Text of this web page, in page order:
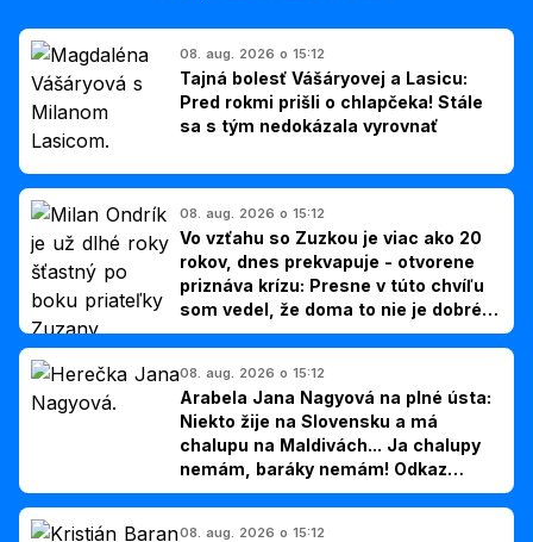
08. aug. 2026 o 15:12
Tajná bolesť Vášáryovej a Lasicu:
Pred rokmi prišli o chlapčeka! Stále
sa s tým nedokázala vyrovnať
08. aug. 2026 o 15:12
Vo vzťahu so Zuzkou je viac ako 20
rokov, dnes prekvapuje - otvorene
priznáva krízu: Presne v túto chvíľu
som vedel, že doma to nie je dobré,
hovorí Milan Ondrík
08. aug. 2026 o 15:12
Arabela Jana Nagyová na plné ústa:
Niekto žije na Slovensku a má
chalupu na Maldivách... Ja chalupy
nemám, baráky nemám! Odkaz
Slovákom
08. aug. 2026 o 15:12